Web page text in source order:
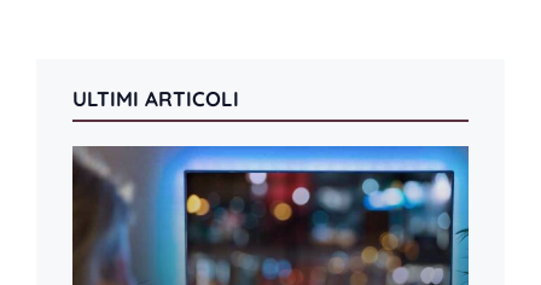
ULTIMI ARTICOLI